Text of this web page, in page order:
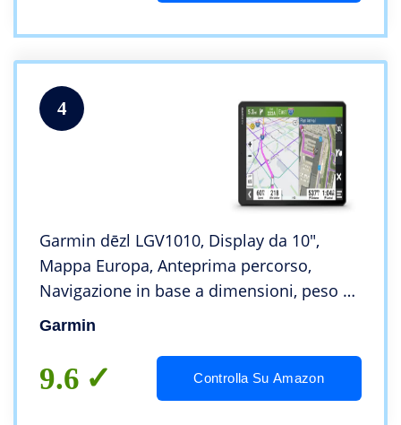
4
Garmin dēzl LGV1010, Display da 10″,
Mappa Europa, Anteprima percorso,
Navigazione in base a dimensioni, peso e
carico trasportato
Garmin
9.6 Controlla Su Amazon